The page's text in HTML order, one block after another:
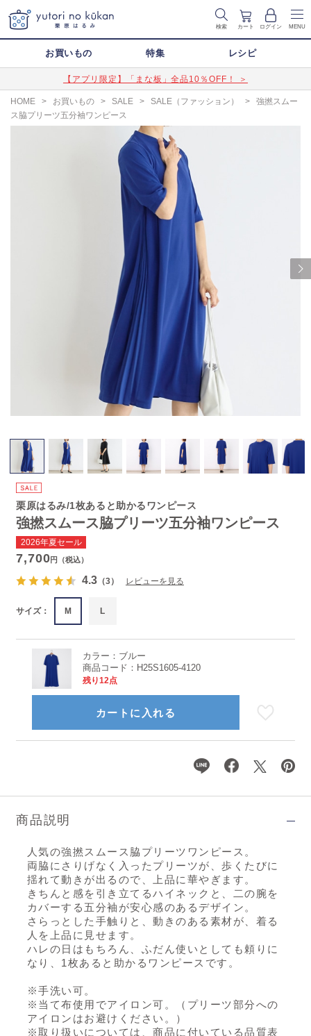
検索 カート ログイン MENU
お買いもの 特集 レシピ
【アプリ限定】「まな板」全品10％OFF！ ＞
HOME > お買いもの > SALE > SALE（ファッション） >
強撚スムー
ス脇プリーツ五分袖ワンピース
Next
強撚スムース脇プリーツ五分袖ワンピース
栗原はるみ/1枚あると助かるワンピース
2026年夏セール
7,700円（税込）
4.3（3） レビューを見る
サイズ： M L
カラー： ブルー
商品コード： H25S1605-4120
残り12点
カートに入れる
商品説明
人気の強撚スムース脇プリーツワンピース。
両脇にさりげなく入ったプリーツが、歩くたびに
揺れて動きが出るので、上品に華やぎます。
きちんと感を引き立てるハイネックと、二の腕を
カバーする五分袖が安心感のあるデザイン。
さらっとした手触りと、動きのある素材が、着る
人を上品に見せます。
ハレの日はもちろん、ふだん使いとしても頼りに
なり、1枚あると助かるワンピースです。
※手洗い可。
※当て布使用でアイロン可。（プリーツ部分への
アイロンはお避けください。）
※取り扱いについては、商品に付いている品質表